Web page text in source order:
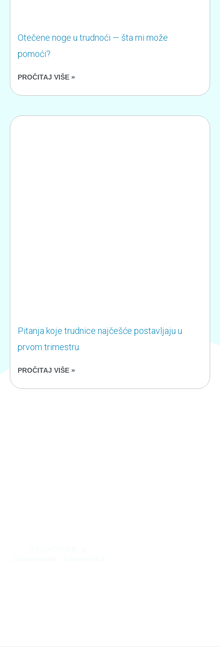
Otečene noge u trudnoći — šta mi može
pomoći?
PROČITAJ VIŠE »
Pitanja koje trudnice najčešće postavljaju u
prvom trimestru
PROČITAJ VIŠE »